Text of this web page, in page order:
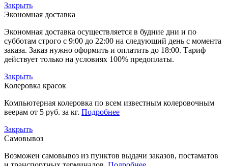
Закрыть
Экономная доставка
Экономная доставка осуществляется в будние дни и по
субботам строго с 9:00 до 22:00 на следующий день с момента
заказа. Заказ нужно оформить и оплатить до 18:00. Тариф
действует только на условиях 100% предоплаты.
Закрыть
Колеровка красок
Компьютерная колеровка по всем известным колеровочным
веерам от 5 руб. за кг. Подробнее
Закрыть
Самовывоз
Возможен самовывоз из пунктов выдачи заказов, постаматов